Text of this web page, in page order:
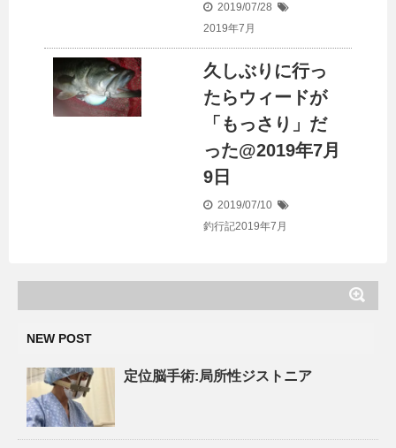
2019/07/28
2019年7月
久しぶりに行っ
たらウィードが
「もっさり」だ
った@2019年7月
9日
2019/07/10
釣行記2019年7月
NEW POST
定位脳手術:局所性ジストニア